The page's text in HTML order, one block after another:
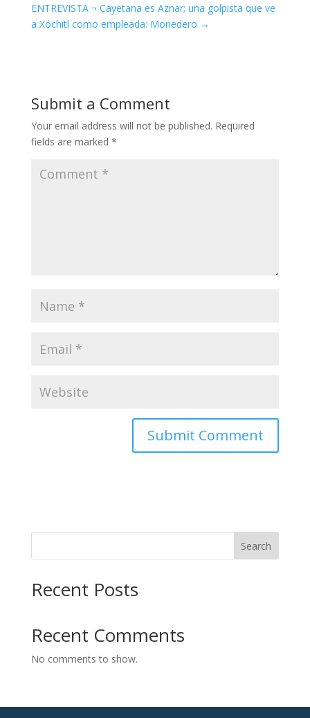
ENTREVISTA ¬ Cayetana es Aznar; una golpista que ve
a Xóchitl como empleada: Monedero →
Submit a Comment
Your email address will not be published. Required
fields are marked *
Search
Recent Posts
Recent Comments
No comments to show.